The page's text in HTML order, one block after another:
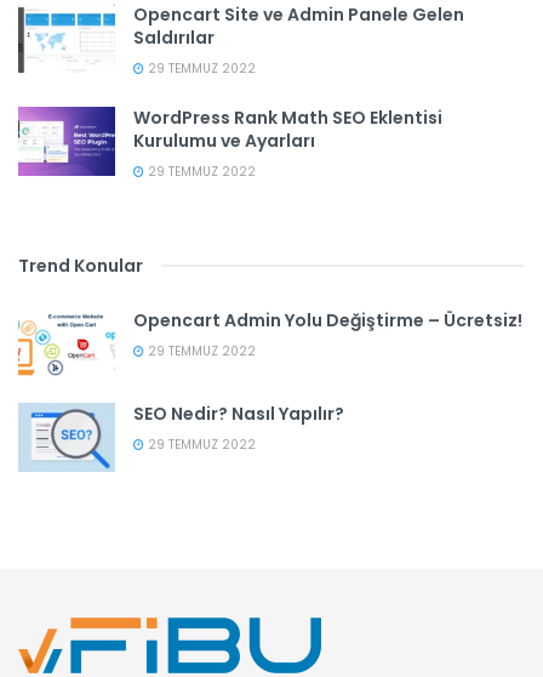
Opencart Site ve Admin Panele Gelen
Saldırılar
29 TEMMUZ 2022
WordPress Rank Math SEO Eklentisi
Kurulumu ve Ayarları
29 TEMMUZ 2022
Trend Konular
Opencart Admin Yolu Değiştirme – Ücretsiz!
29 TEMMUZ 2022
SEO Nedir? Nasıl Yapılır?
29 TEMMUZ 2022